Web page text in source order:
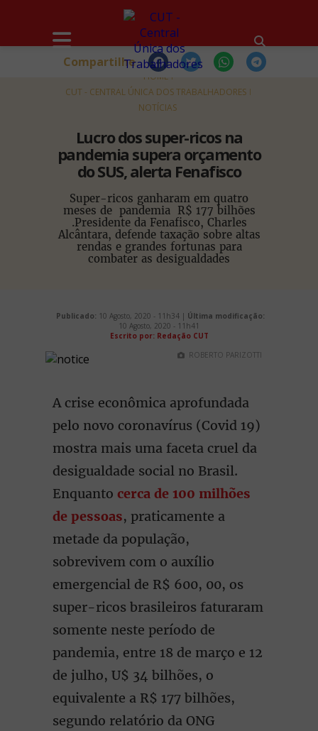
HOME
CUT - CENTRAL ÚNICA DOS TRABALHADORES
NOTÍCIAS
Lucro dos super-ricos na
pandemia supera orçamento
do SUS, alerta Fenafisco
Super-ricos ganharam em quatro
meses de pandemia R$ 177 bilhões
.Presidente da Fenafisco, Charles
Alcântara, defende taxação sobre altas
rendas e grandes fortunas para
combater as desigualdades
Compartilhe
Publicado: 10 Agosto, 2020 - 11h34 | Última modificação:
10 Agosto, 2020 - 11h41
Escrito por: Redação CUT
ROBERTO PARIZOTTI
A crise econômica aprofundada
pelo novo coronavírus (Covid 19)
mostra mais uma faceta cruel da
desigualdade social no Brasil.
Enquanto cerca de 100 milhões
de pessoas, praticamente a
metade da população,
sobrevivem com o auxílio
emergencial de R$ 600, 00, os
super-ricos brasileiros faturaram
somente neste período de
pandemia, entre 18 de março e 12
de julho, U$ 34 bilhões, o
equivalente a R$ 177 bilhões,
segundo relatório da ONG